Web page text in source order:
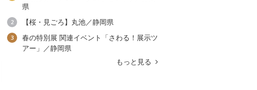
県
2 【桜・見ごろ】丸池／静岡県
3
春の特別展 関連イベント「さわる！展示ツ
アー」／静岡県
もっと見る